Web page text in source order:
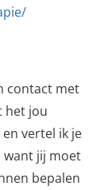
contact met
het jou
vertel ik je
want jij moet
bepalen